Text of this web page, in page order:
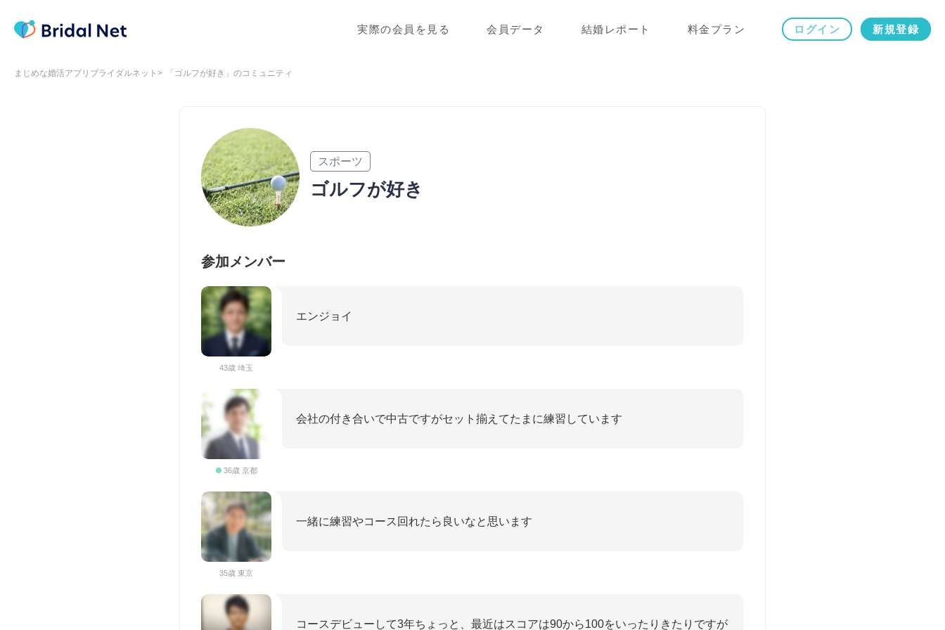
実際の会員を見る 会員データ 結婚レポート 料金プラン ログイン 新規登録
まじめな婚活アプリブライダルネット 「ゴルフが好き」のコミュニティ
スポーツ
ゴルフが好き
参加メンバー
43歳 埼玉
エンジョイ
36歳 京都
会社の付き合いで中古ですがセット揃えてたまに練習しています
35歳 東京
一緒に練習やコース回れたら良いなと思います
コースデビューして3年ちょっと、最近はスコアは90から100をいったりきたりですが